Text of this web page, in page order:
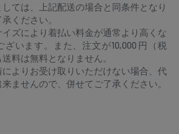
ては、上記配送の場合と同条件となり
ください。
ズにより着払い料金が通常より高くな
ざいます。また、注文が10,000 円（税
料は無料となりません。
によりお受け取りいただけない場合、代
ませんので、併せてご了承ください。